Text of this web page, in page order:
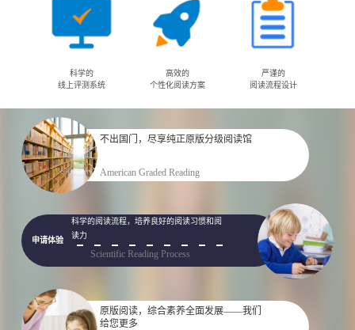
科学的
线上评测系统
高效的
个性化阅读方案
严谨的
阅读流程设计
不出国门，尽享纯正原版分级阅读馆
American Graded Reading
科学的阅读流程，培养良好的阅读习惯和阅
读力
Scientific Reading Process
申请体验
原版阅读，综合素养全面发展——我们
给您更多